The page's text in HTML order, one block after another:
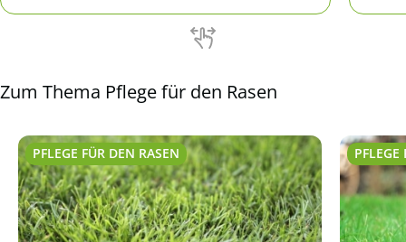
Zum Thema Pflege für den Rasen
PFLEGE FÜR DEN RASEN PFLEGE